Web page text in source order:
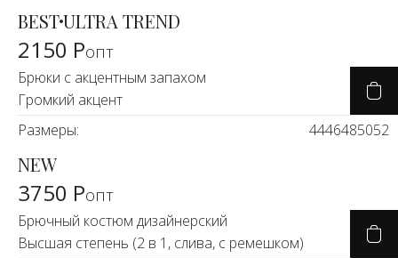
BESTULTRA TREND
2150 Ропт
Брюки с акцентным запахом
Громкий акцент
Размеры:
4446485052
NEW
3750 Ропт
Брючный костюм дизайнерский
Высшая степень (2 в 1, слива, с ремешком)